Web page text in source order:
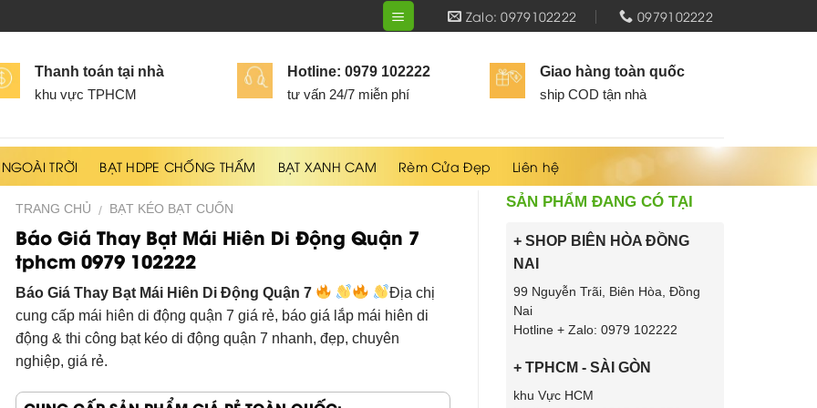
Zalo: 0979102222 0979102222
Thanh toán tại nhà
khu vực TPHCM
Hotline: 0979 102222
tư vấn 24/7 miễn phí
Giao hàng toàn quốc
ship COD tận nhà
TRỜI BẠT HDPE CHỐNG THẤM BẠT XANH CAM Rèm Cửa Đẹp Liên hệ
TRANG CHỦ / BẠT KÉO BẠT CUỐN
Báo Giá Thay Bạt Mái Hiên Di Động Quận 7
tphcm 0979 102222
Báo Giá Thay Bạt Mái Hiên Di Động Quận 7
Địa chị
cung cấp mái hiên di động quận 7 giá rẻ, báo giá lắp mái hiên di
động & thi công bạt kéo di động quận 7 nhanh, đẹp, chuyên
nghiệp, giá rẻ.
SẢN PHẨM ĐANG CÓ TẠI
+ SHOP BIÊN HÒA ĐỒNG
NAI
99 Nguyễn Trãi, Biên Hòa, Đồng
Nai
Hotline + Zalo: 0979 102222
+ TPHCM - SÀI GÒN
khu Vực HCM